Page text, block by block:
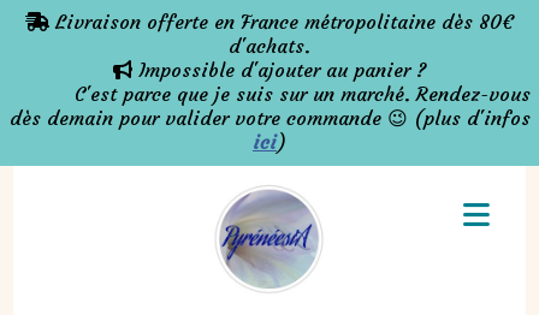
 Livraison offerte en France métropolitaine dès 80€
d'achats.
 Impossible d'ajouter au panier ?
C'est parce que je suis sur un marché. Rendez-vous
dès demain pour valider votre commande 😉 (plus d'infos
ici)
Panneau de gestion des cookies